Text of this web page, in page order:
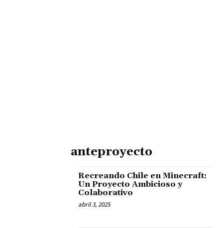
anteproyecto
Recreando Chile en Minecraft:
Un Proyecto Ambicioso y
Colaborativo
abril 3, 2025